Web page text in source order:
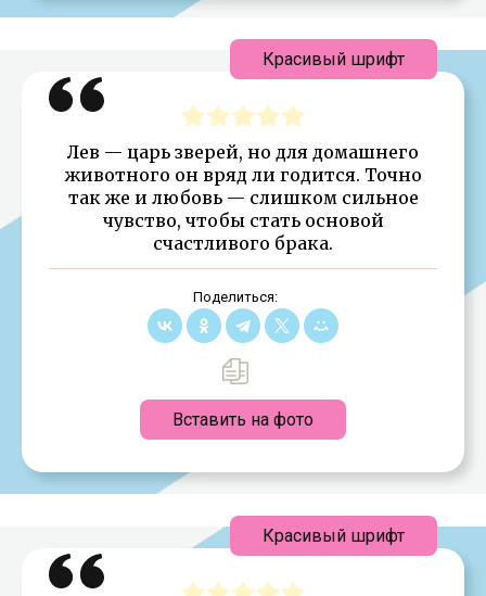
Лев — царь зверей, но для домашнего
животного он вряд ли годится. Точно
так же и любовь — слишком сильное
чувство, чтобы стать основой
счастливого брака.
Поделиться:
Вставить на фото
Красивый шрифт
Красивый шрифт